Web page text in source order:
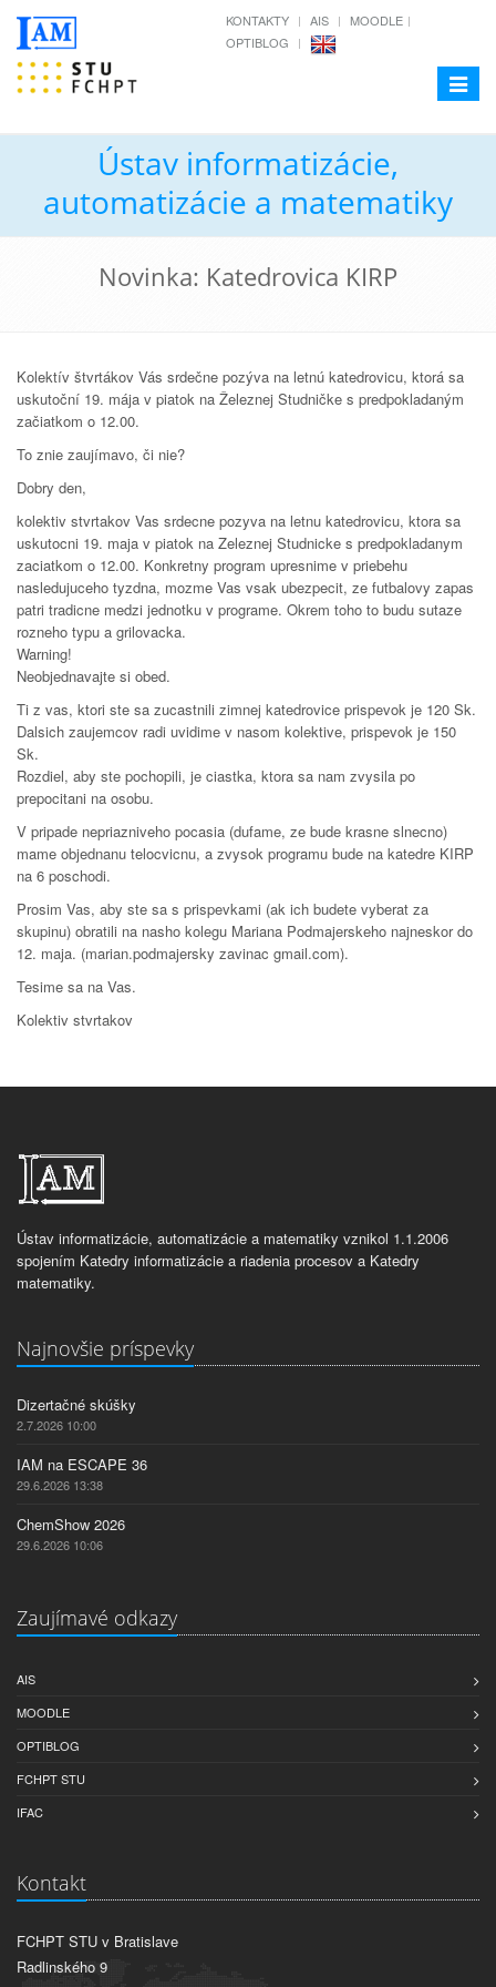
KONTAKTY AIS
MOODLE
OPTIBLOG
Toggle
Ústav informatizácie,
automatizácie a matematiky
Novinka: Katedrovica KIRP
Kolektív štvrtákov Vás srdečne pozýva na letnú katedrovicu, ktorá sa
uskutoční 19. mája v piatok na Železnej Studničke s predpokladaným
začiatkom o 12.00.
To znie zaujímavo, či nie?
Dobry den,
kolektiv stvrtakov Vas srdecne pozyva na letnu katedrovicu, ktora sa
uskutocni 19. maja v piatok na Zeleznej Studnicke s predpokladanym
zaciatkom o 12.00. Konkretny program upresnime v priebehu
nasledujuceho tyzdna, mozme Vas vsak ubezpecit, ze futbalovy zapas
patri tradicne medzi jednotku v programe. Okrem toho to budu sutaze
rozneho typu a grilovacka.
Warning!
Neobjednavajte si obed.
Ti z vas, ktori ste sa zucastnili zimnej katedrovice prispevok je 120 Sk.
Dalsich zaujemcov radi uvidime v nasom kolektive, prispevok je 150
Sk.
Rozdiel, aby ste pochopili, je ciastka, ktora sa nam zvysila po
prepocitani na osobu.
V pripade nepriazniveho pocasia (dufame, ze bude krasne slnecno)
mame objednanu telocvicnu, a zvysok programu bude na katedre KIRP
na 6 poschodi.
Prosim Vas, aby ste sa s prispevkami (ak ich budete vyberat za
skupinu) obratili na nasho kolegu Mariana Podmajerskeho najneskor do
12. maja. (marian.podmajersky zavinac gmail.com).
Tesime sa na Vas.
Kolektiv stvrtakov
Ústav informatizácie, automatizácie a matematiky vznikol 1.1.2006
spojením Katedry informatizácie a riadenia procesov a Katedry
matematiky.
Najnovšie príspevky
Dizertačné skúšky
2.7.2026 10:00
IAM na ESCAPE 36
29.6.2026 13:38
ChemShow 2026
29.6.2026 10:06
Zaujímavé odkazy
AIS
MOODLE
OPTIBLOG
FCHPT STU
IFAC
Kontakt
FCHPT STU v Bratislave
Radlinského 9